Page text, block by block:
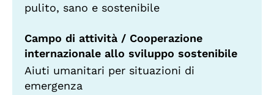
pulito, sano e sostenibile
Campo di attività / Cooperazione
internazionale allo sviluppo sostenibile
Aiuti umanitari per situazioni di
emergenza